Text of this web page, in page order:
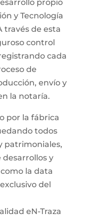
propio
y Tecnología
través de esta
control
cada
de
envío y
la notaría.
por la fábrica
todos
patrimoniales,
y
la data
del
eN-Traza